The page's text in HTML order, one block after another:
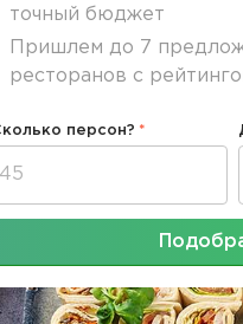
точный бюджет
Пришлем до 7
ресторанов с
персон?